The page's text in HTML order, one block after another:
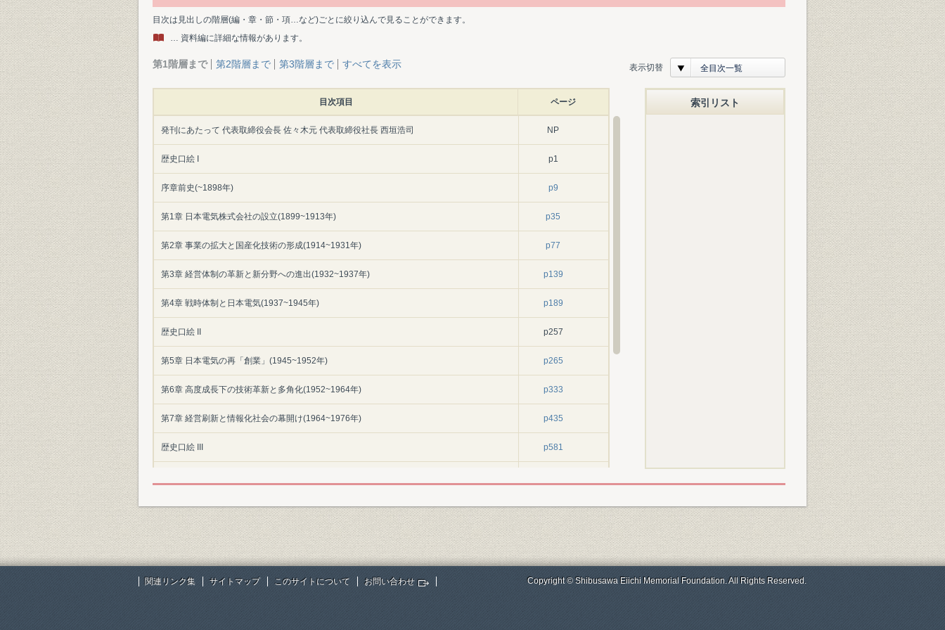
目次は見出しの階層(編・章・節・項…など)ごとに絞り込んで見ることができます。
… 資料編に詳細な情報があります。
第1階層まで 第2階層まで 第3階層まで すべてを表示 表示切替 全目次一覧
目次項目 ページ
発刊にあたって 代表取締役会長 佐々木元 代表取締役社長 西垣浩司 NP
歴史口絵 I p1
序章前史(~1898年) p9
第1章 日本電気株式会社の設立(1899~1913年) p35
第2章 事業の拡大と国産化技術の形成(1914~1931年) p77
第3章 経営体制の革新と新分野への進出(1932~1937年) p139
第4章 戦時体制と日本電気(1937~1945年) p189
歴史口絵 II p257
第5章 日本電気の再「創業」(1945~1952年) p265
第6章 高度成長下の技術革新と多角化(1952~1964年) p333
第7章 経営刷新と情報化社会の幕開け(1964~1976年) p435
歴史口絵 III p581
第9章 通信自由化後の情報通信市場とグローバリゼーション(1985~1989年) p711
第10章 マルチメディア社会の到来と新事業体制(1990~1998年) p801
第11章 新たな100年に向かって p913
索引リスト
関連リンク集 サイトマップ このサイトについて お問い合わせ Copyright © Shibusawa Eiichi Memorial Foundation. All Rights Reserved.